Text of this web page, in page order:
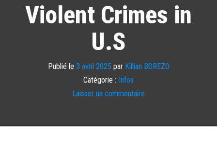
Violent Crimes in
U.S
Publié le 3 avril 2025 par Killian BOREZO
Catégorie : Infos
Laisser un commentaire